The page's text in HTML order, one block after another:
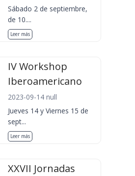
Sábado 2 de septiembre,
de 10....
Leer más
IV Workshop
Iberoamericano
2023-09-14 null
Jueves 14 y Viernes 15 de
sept...
Leer más
XXVII Jornadas